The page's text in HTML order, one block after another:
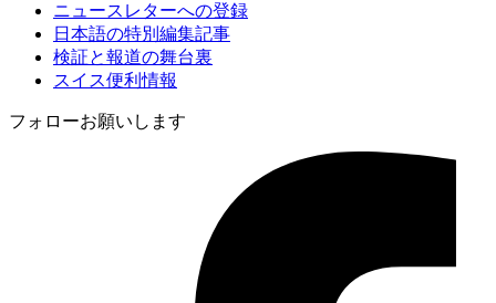
ニュースレターへの登録
日本語の特別編集記事
検証と報道の舞台裏
スイス便利情報
フォローお願いします